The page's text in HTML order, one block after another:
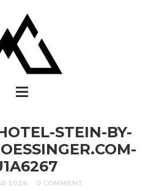
STEIN-BY-
2026 0 COMMENT